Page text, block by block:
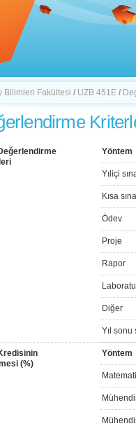
Bilimleri Fakültesi / UZB 451E /
Yöntem
Yıliçi
Kısa
Ödev
Proje
Rapor
Diğer
Yıl sonu
(%)
Yöntem